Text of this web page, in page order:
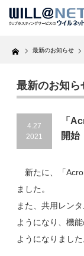
Home 最新のお知らせ
最新のお知ら
4.27
2021
「
開始
新たに、「
ました。
また、共用レン
ようになり、機
ようになりまし